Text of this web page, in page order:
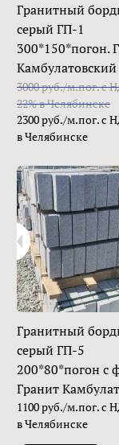
Гранитный
серый ГП-1
300*150*погон.
Камбулатовский
3000 руб./м.пог. с
22% в Челябинске
2300 руб./м.пог. с
в Челябинске
Гранитный
серый ГП-5
200*80*погон с
Гранит
1100 руб./м.пог. с
в Челябинске